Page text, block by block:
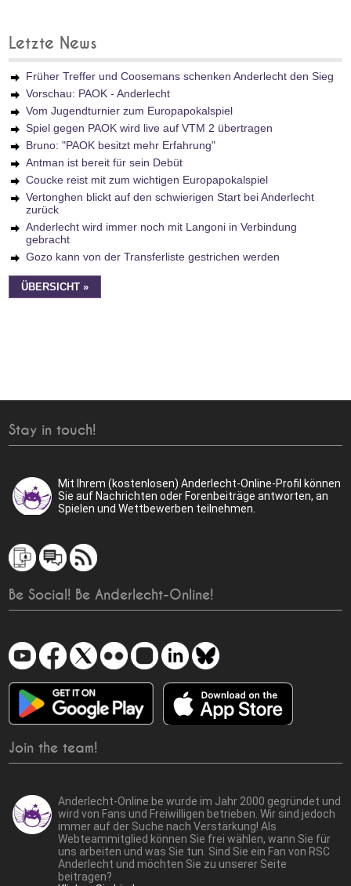
Letzte News
Früher Treffer und Coosemans schenken Anderlecht den Sieg
Vorschau: PAOK - Anderlecht
Vom Jugendturnier zum Europapokalspiel
Spiel gegen PAOK wird live auf VTM 2 übertragen
Bruno: "PAOK besitzt mehr Erfahrung"
Antman ist bereit für sein Debüt
Coucke reist mit zum wichtigen Europapokalspiel
Vertonghen blickt auf den schwierigen Start bei Anderlecht
zurück
Anderlecht wird immer noch mit Langoni in Verbindung
gebracht
Gozo kann von der Transferliste gestrichen werden
ÜBERSICHT »
Stay in touch!
Mit Ihrem (kostenlosen) Anderlecht-Online-Profil können
Sie auf Nachrichten oder Forenbeiträge antworten, an
Spielen und Wettbewerben teilnehmen.
Be Social! Be Anderlecht-Online!
Join the team!
Anderlecht-Online.be wurde im Jahr 2000 gegründet und
wird von Fans und Freiwilligen betrieben. Wir sind jedoch
immer auf der Suche nach Verstärkung! Als
Webteammitglied können Sie frei wählen, wann Sie für
uns arbeiten und was Sie tun. Sind Sie ein Fan von RSC
Anderlecht und möchten Sie zu unserer Seite
beitragen?